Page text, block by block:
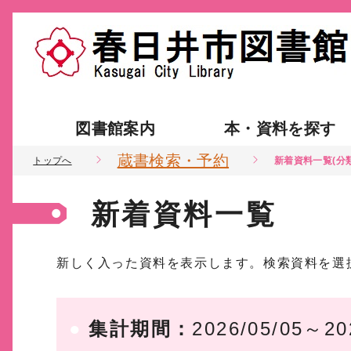
図書館案内 本・資料を探す
トップへ 蔵書検索・予約 新着資料一覧(分
新着資料一覧
新しく入った資料を表示します。検索資料を選
集計期間： 2026/05/05～